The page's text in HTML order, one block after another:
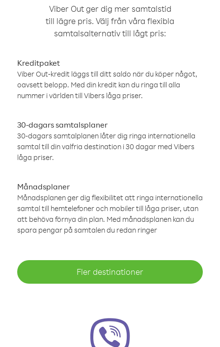
Viber Out ger dig mer samtalstid
till lägre pris. Välj från våra flexibla
samtalsalternativ till lågt pris:
Kreditpaket
Viber Out-kredit läggs till ditt saldo när du köper något,
oavsett belopp. Med din kredit kan du ringa till alla
nummer i världen till Vibers låga priser.
30-dagars samtalsplaner
30-dagars samtalplanen låter dig ringa internationella
samtal till din valfria destination i 30 dagar med Vibers
låga priser.
Månadsplaner
Månadsplanen ger dig flexibilitet att ringa internationella
samtal till hemtelefoner och mobiler till låga priser, utan
att behöva förnya din plan. Med månadsplanen kan du
spara pengar på samtalen du redan ringer
Fler destinationer